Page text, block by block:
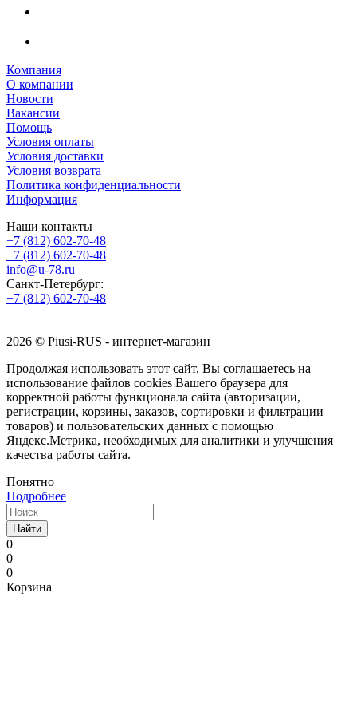
Компания
О компании
Новости
Вакансии
Помощь
Условия оплаты
Условия доставки
Условия возврата
Политика конфиденциальности
Информация
Наши контакты
+7 (812) 602-70-48
+7 (812) 602-70-48
info@u-78.ru
Санкт-Петербург:
+7 (812) 602-70-48
2026 © Piusi-RUS - интернет-магазин
Продолжая использовать этот сайт, Вы соглашаетесь на
использование файлов cookies Вашего браузера для
корректной работы функционала сайта (авторизации,
регистрации, корзины, заказов, сортировки и фильтрации
товаров) и пользовательских данных с помощью
Яндекс.Метрика, необходимых для аналитики и улучшения
качества работы сайта.
Понятно
Подробнее
Найти
0
0
0
Корзина